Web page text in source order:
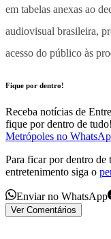
em tabelas anexas ao
audiovisual brasileira,
acesso do público às
Fique por dentro!
Receba notícias de
fique por dentro de
Metrópoles no
Para ficar por dentro de
entretenimento siga o
Enviar no WhatsApp
Ver Comentários